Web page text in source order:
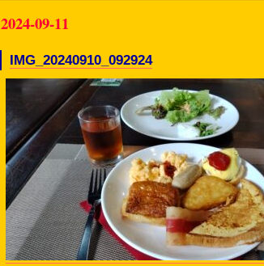
2024-09-11
IMG_20240910_092924